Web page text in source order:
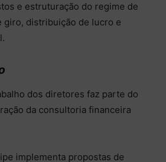
e estruturação do regime de
giro, distribuição de lucro e
dos diretores faz parte do
da consultoria financeira
implementa propostas de